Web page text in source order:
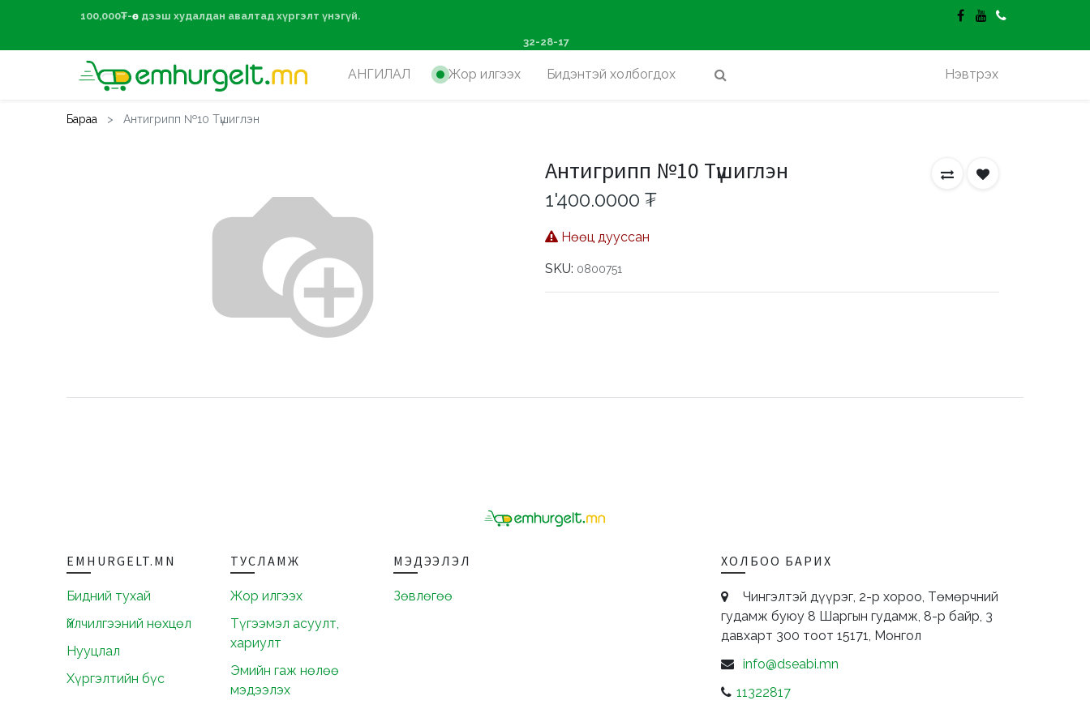
100,000₮-өөс дээш худалдан авалтад хүргэлт үнэгүй.
32-28-17
АНГИЛАЛ Жор илгээх Бидэнтэй холбогдох Нэвтрэх
Бараа Антигрипп №10 Түшиглэн
Антигрипп №10 Түшиглэн
1'400.0000 ₮
Нөөц дууссан
SKU: 0800751
EMHURGELT.MN
Бидний тухай
Үйлчилгээний нөхцөл
Нууцлал
Хүргэлтийн бүс
ТУСЛАМЖ
Жор илгээх
Түгээмэл асуулт,
хариулт
Эмийн гаж нөлөө
мэдээлэх
МЭДЭЭЛЭЛ
Зөвлөгөө
ХОЛБОО БАРИХ
Чингэлтэй дүүрэг, 2-р хороо, Төмөрчний
гудамж буюу 8 Шаргын гудамж, 8-р байр, 3
давхарт 300 тоот 15171, Монгол
info@dseabi.mn
11322817